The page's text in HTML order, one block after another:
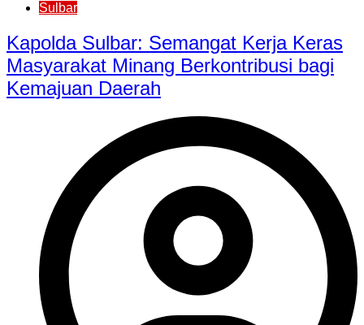
Sulbar
Kapolda Sulbar: Semangat Kerja Keras
Masyarakat Minang Berkontribusi bagi
Kemajuan Daerah